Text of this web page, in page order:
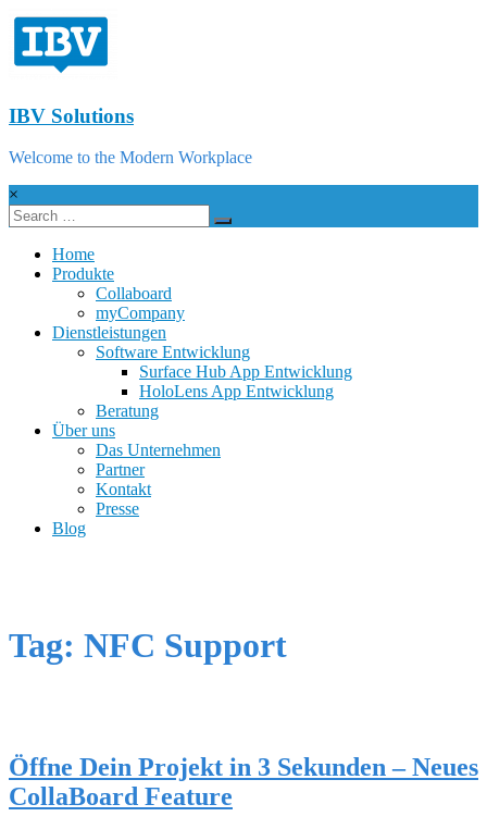
IBV Solutions
Welcome to the Modern Workplace
×
Home
Produkte
Collaboard
myCompany
Dienstleistungen
Software Entwicklung
Surface Hub App Entwicklung
HoloLens App Entwicklung
Beratung
Über uns
Das Unternehmen
Partner
Kontakt
Presse
Blog
Tag: NFC Support
Öffne Dein Projekt in 3 Sekunden – Neues
CollaBoard Feature